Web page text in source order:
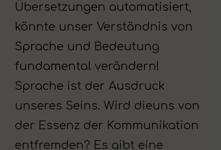
Übersetzungen automatisiert,
könnte unser Verständnis von
Sprache und Bedeutung
fundamental verändern!
Sprache ist der Ausdruck
unseres Seins. Wird dieuns von
der Essenz der Kommunikation
entfremden? Es gibt eine